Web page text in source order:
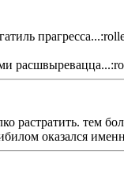
растратить. тем
оказался